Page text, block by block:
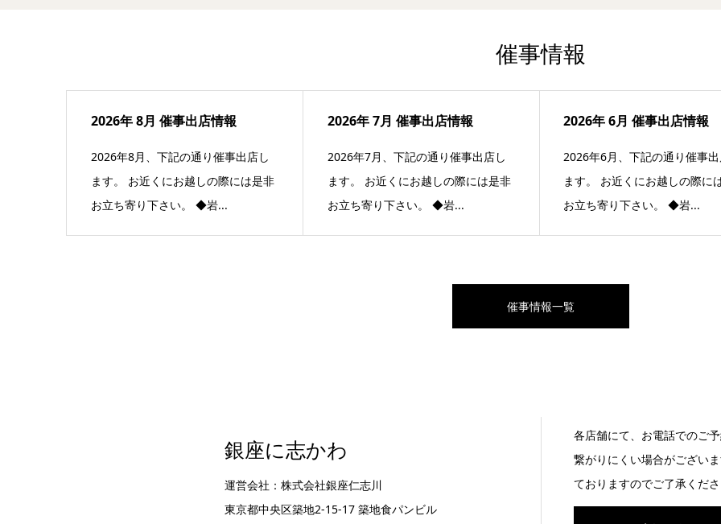
催事情報
2026年 8月 催事出店情報
2026年8月、下記の通り催事出店し
ます。 お近くにお越しの際には是非
お立ち寄り下さい。 ◆岩...
2026年 7月 催事出店情報
2026年7月、下記の通り催事出店し
ます。 お近くにお越しの際には是非
お立ち寄り下さい。 ◆岩...
2026年 6月 催事出店情報
2026年6月、下記の通り催事
ます。 お近くにお越しの際に
お立ち寄り下さい。 ◆岩...
催事情報一覧
銀座に志かわ
運営会社：株式会社銀座仁志川
東京都中央区築地2-15-17 築地食パンビル
各店舗にて、お電話でのご
繋がりにくい場合がござい
ておりますのでご了承くだ